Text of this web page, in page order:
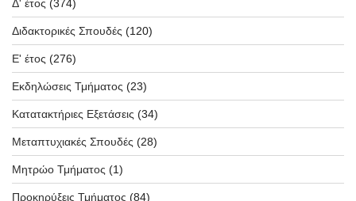
Δ' έτος (374)
Διδακτορικές Σπουδές (120)
Ε' έτος (276)
Εκδηλώσεις Τμήματος (23)
Κατατακτήριες Εξετάσεις (34)
Μεταπτυχιακές Σπουδές (28)
Μητρώο Τμήματος (1)
Προκηρύξεις Τμήματος (84)